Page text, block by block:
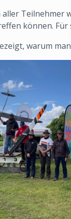
Teilnehmer
können. Für
warum